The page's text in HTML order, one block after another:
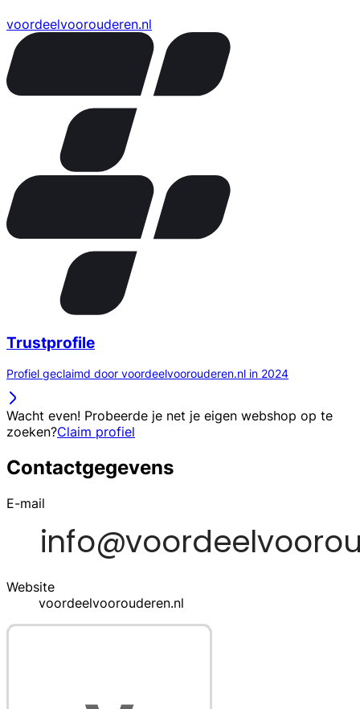
voordeelvoorouderen.nl
Trustprofile
Profiel geclaimd door voordeelvoorouderen.nl in 2024
Wacht even! Probeerde je net je eigen webshop op te
zoeken?Claim profiel
Contactgegevens
E-mail
Website
voordeelvoorouderen.nl